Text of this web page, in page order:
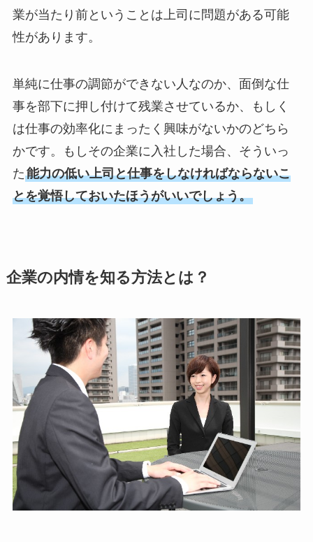
業が当たり前ということは上司に問題がある可能
性があります。
単純に仕事の調節ができない人なのか、面倒な仕
事を部下に押し付けて残業させているか、もしく
は仕事の効率化にまったく興味がないかのどちら
かです。もしその企業に入社した場合、そういっ
た能力の低い上司と仕事をしなければならないこ
とを覚悟しておいたほうがいいでしょう。
企業の内情を知る方法とは？